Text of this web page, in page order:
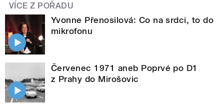
VÍCE Z POŘADU
Yvonne Přenosilová: Co na srdci, to do
mikrofonu
Červenec 1971 aneb Poprvé po D1
z Prahy do Mirošovic